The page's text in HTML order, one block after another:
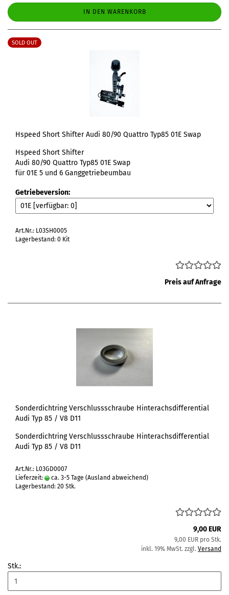
IN DEN WARENKORB
SOLD OUT
Hspeed Short Shifter Audi 80/90 Quattro Typ85 01E Swap
Hspeed Short Shifter
Audi 80/90 Quattro Typ85 01E Swap
für 01E 5 und 6 Ganggetriebeumbau
Getriebeversion:
Art.Nr.: L03SH0005
Lagerbestand: 0 Kit
Preis auf Anfrage
Sonderdichtring Verschlussschraube Hinterachsdifferential
Audi Typ 85 / V8 D11
Sonderdichtring Verschlussschraube Hinterachsdifferential
Audi Typ 85 / V8 D11
Art.Nr.: L03GD0007
Lieferzeit:
ca. 3-5 Tage (Ausland abweichend)
Lagerbestand: 20 Stk.
9,00 EUR
9,00 EUR pro Stk.
inkl. 19% MwSt. zzgl. Versand
Stk.: